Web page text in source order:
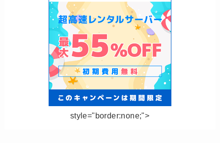
style="border:none;">